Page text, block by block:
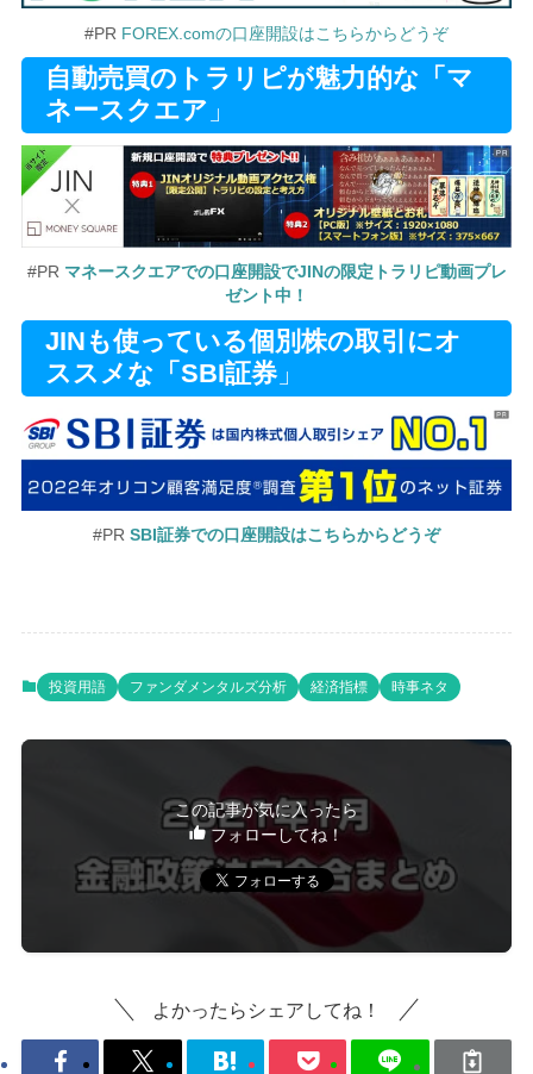
#PR FOREX.comの口座開設はこちらからどうぞ
自動売買のトラリピが魅力的な「マ
ネースクエア 」
#PR マネースクエアでの口座開設でJINの限定トラリピ動画プレ
ゼント中！
JINも使っている個別株の取引にオ
ススメな「SBI証券」
#PR SBI証券での口座開設はこちらからどうぞ
投資用語 ファンダメンタルズ分析 経済指標 時事ネタ
この記事が気に入ったら
フォローしてね！
よかったらシェアしてね！